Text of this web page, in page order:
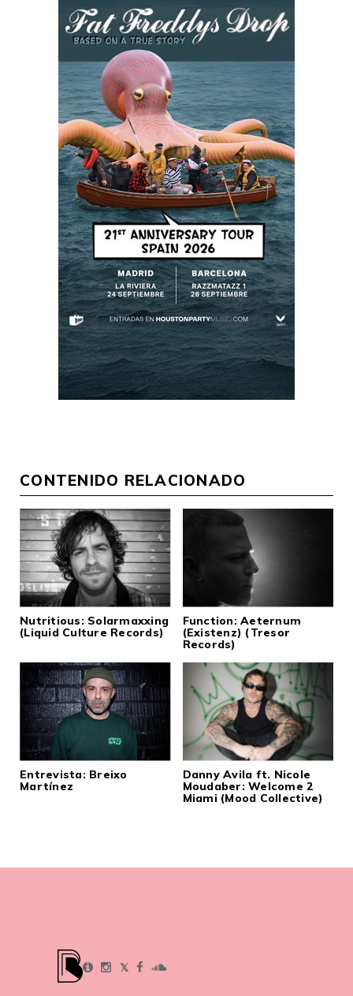
CONTENIDO RELACIONADO
Nutritious: Solarmaxxing
(Liquid Culture Records)
Function: Aeternum
(Existenz) (Tresor
Records)
Entrevista: Breixo
Martínez
Danny Avila ft. Nicole
Moudaber: Welcome 2
Miami (Mood Collective)
𝕏